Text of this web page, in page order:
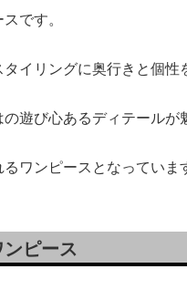
です。
イリングに奥行きと個性
遊び心あるディテールが
ワンピースとなっていま
ピース